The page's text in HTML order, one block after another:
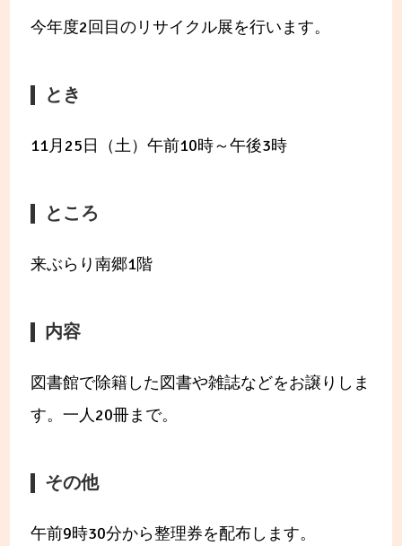
今年度2回目のリサイクル展を行います。
とき
11月25日（土）午前10時～午後3時
ところ
来ぶらり南郷1階
内容
図書館で除籍した図書や雑誌などをお譲りしま
す。一人20冊まで。
その他
午前9時30分から整理券を配布します。